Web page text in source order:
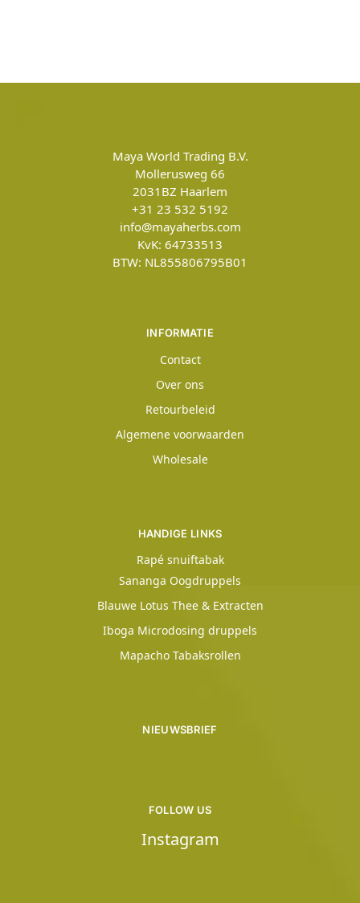
Maya World Trading B.V.
Mollerusweg 66
2031BZ Haarlem
+31 23 532 5192
info@mayaherbs.com
KvK: 64733513
BTW: NL855806795B01
INFORMATIE
Contact
Over ons
Retourbeleid
Algemene voorwaarden
Wholesale
HANDIGE LINKS
Rapé snuiftabak
Sananga Oogdruppels
Blauwe Lotus Thee & Extracten
Iboga Microdosing druppels
Mapacho Tabaksrollen
NIEUWSBRIEF
FOLLOW US
Instagram